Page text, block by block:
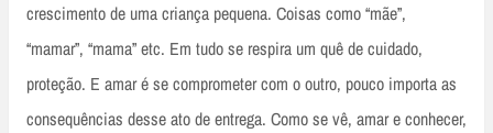
crescimento de uma criança pequena. Coisas como “mãe”,
“mamar”, “mama” etc. Em tudo se respira um quê de cuidado,
proteção. E amar é se comprometer com o outro, pouco importa as
consequências desse ato de entrega. Como se vê, amar e conhecer,